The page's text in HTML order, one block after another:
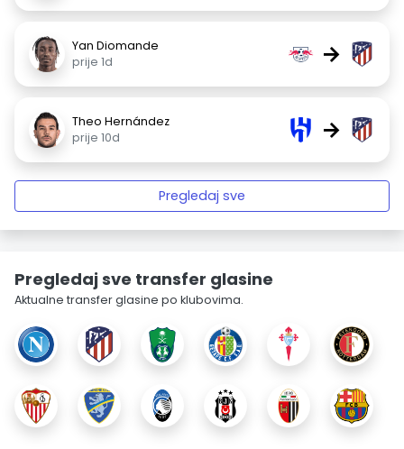
Yan Diomande
prije 1d
→
Theo Hernández
prije 10d
→
Pregledaj sve
Pregledaj sve transfer glasine
Aktualne transfer glasine po klubovima.